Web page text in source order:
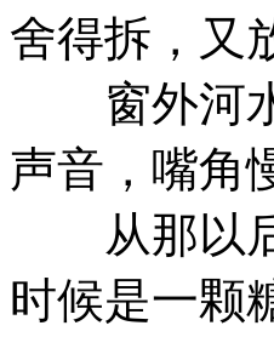
舍得拆，又
窗外河水
声音，嘴角
从那以后
时候是一颗